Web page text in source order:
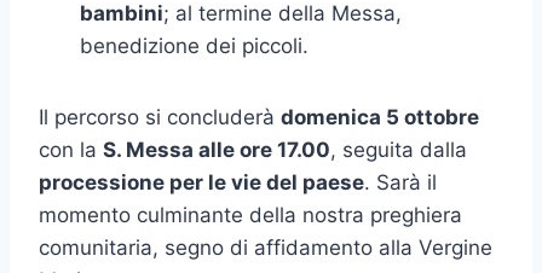
bambini; al termine della Messa,
benedizione dei piccoli.
Il percorso si concluderà domenica 5 ottobre
con la S. Messa alle ore 17.00, seguita dalla
processione per le vie del paese. Sarà il
momento culminante della nostra preghiera
comunitaria, segno di affidamento alla Vergine